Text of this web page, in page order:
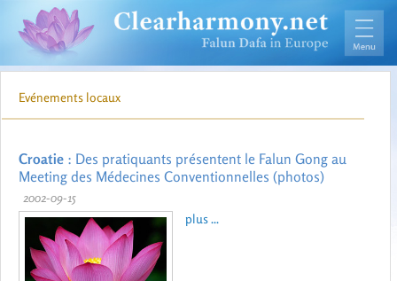
Evénements locaux
Croatie : Des pratiquants présentent le Falun Gong au
Meeting des Médecines Conventionnelles (photos)
2002-09-15
plus ...